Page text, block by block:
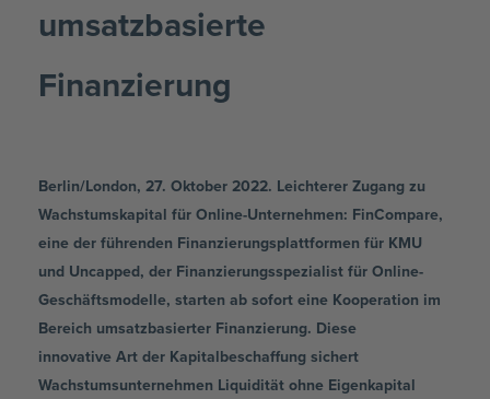
umsatzbasierte
Finanzierung
Berlin/London, 27. Oktober 2022. Leichterer Zugang zu
Wachstumskapital für Online-Unternehmen: FinCompare,
eine der führenden Finanzierungsplattformen für KMU
und Uncapped, der Finanzierungsspezialist für Online-
Geschäftsmodelle, starten ab sofort eine Kooperation im
Bereich umsatzbasierter Finanzierung. Diese
innovative Art der Kapitalbeschaffung sichert
Wachstumsunternehmen Liquidität ohne Eigenkapital